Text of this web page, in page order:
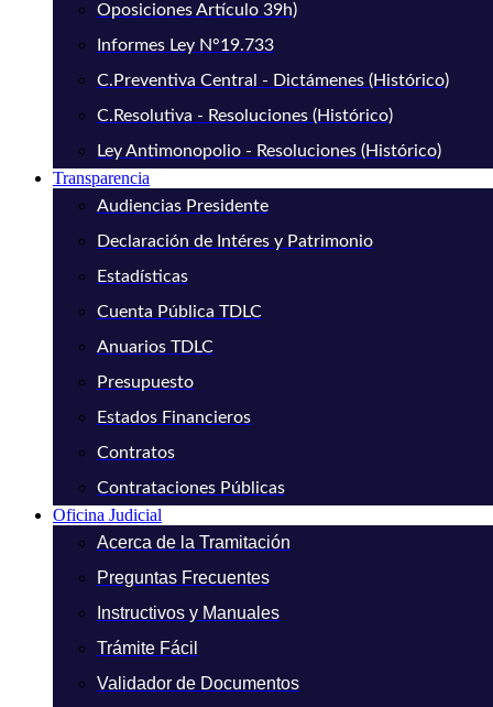
Oposiciones Artículo 39h)
Informes Ley N°19.733
C.Preventiva Central - Dictámenes (Histórico)
C.Resolutiva - Resoluciones (Histórico)
Ley Antimonopolio - Resoluciones (Histórico)
Transparencia
Audiencias Presidente
Declaración de Intéres y Patrimonio
Estadísticas
Cuenta Pública TDLC
Anuarios TDLC
Presupuesto
Estados Financieros
Contratos
Contrataciones Públicas
Oficina Judicial
Acerca de la Tramitación
Preguntas Frecuentes
Instructivos y Manuales
Trámite Fácil
Validador de Documentos